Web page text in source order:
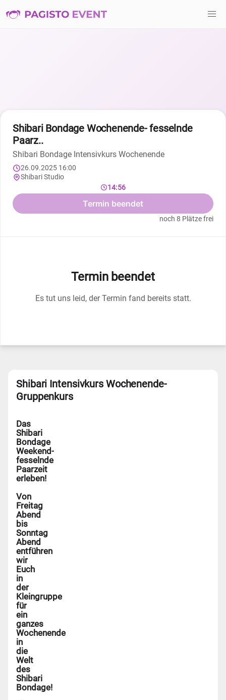
Shibari Bondage Wochenende- fesselnde
Paarz..
Shibari Bondage Intensivkurs Wochenende
26.09.2025 16:00
Shibari Studio
14:55
Termin beendet
noch 8 Plätze frei
Termin beendet
Es tut uns leid, der Termin fand bereits statt.
Shibari Intensivkurs Wochenende-
Gruppenkurs
Das
Shibari
Bondage
Weekend-
fesselnde
Paarzeit
erleben!
Von
Freitag
Abend
bis
Sonntag
Abend
entführen
wir
Euch
in
der
Kleingruppe
für
ein
ganzes
Wochenende
in
die
Welt
des
Shibari
Bondage!